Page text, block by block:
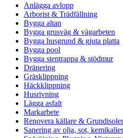
Anlägga avlopp
Arborist & Trädfällning
Bygga altan
Bygga grusväg & vägarbeten
Bygga husgrund & gjuta platta
Bygga pool
Bygga stentrappa & stödmur
Dränering
Gräsklippning
Häckklippning
Husrivning
Lägga asfalt
Markarbete
Renovera källare &
Sanering av olja, sot,